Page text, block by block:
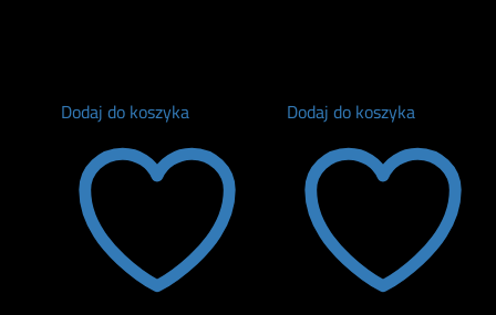
Dodaj do koszyka Dodaj do koszyka